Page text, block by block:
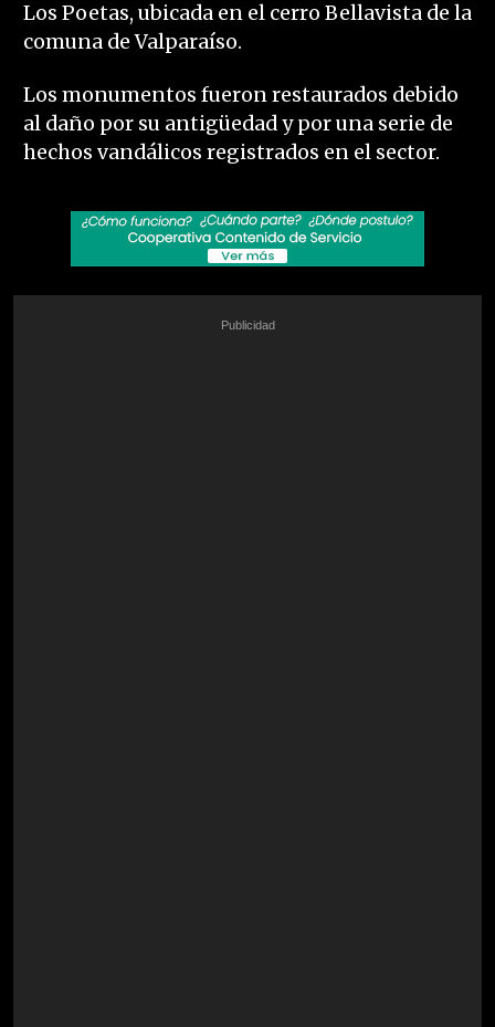
Los Poetas, ubicada en el cerro Bellavista de la
comuna de Valparaíso.
Los monumentos fueron restaurados debido
al daño por su antigüedad y por una serie de
hechos vandálicos registrados en el sector.